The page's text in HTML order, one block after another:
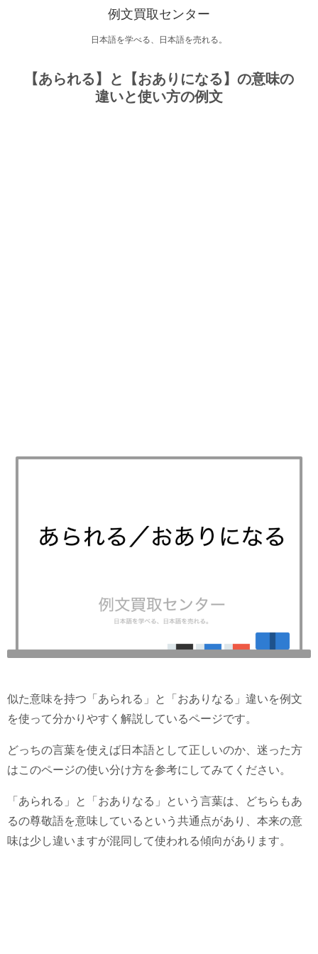
例文買取センター
日本語を学べる、日本語を売れる。
【あられる】と【おありになる】の意味の
違いと使い方の例文
似た意味を持つ「あられる」と「おありなる」違いを例文
を使って分かりやすく解説しているページです。
どっちの言葉を使えば日本語として正しいのか、迷った方
はこのページの使い分け方を参考にしてみてください。
「あられる」と「おありなる」という言葉は、どちらもあ
るの尊敬語を意味しているという共通点があり、本来の意
味は少し違いますが混同して使われる傾向があります。